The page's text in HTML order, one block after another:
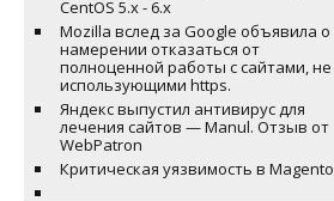
CentOS 5.x - 6.x
Mozilla вслед за Google объявила о
намерении отказаться от
полноценной работы с сайтами, не
использующими https.
Яндекс выпустил антивирус для
лечения сайтов — Manul. Отзыв от
WebPatron
Критическая уязвимость в Magento